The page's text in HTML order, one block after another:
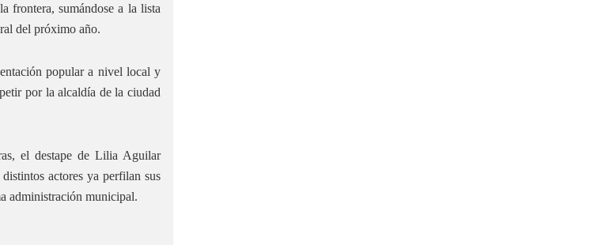
frontera, sumándose a la lista
del próximo año.
popular a nivel local y
por la alcaldía de la ciudad
el destape de Lilia Aguilar
actores ya perfilan sus
administración municipal.